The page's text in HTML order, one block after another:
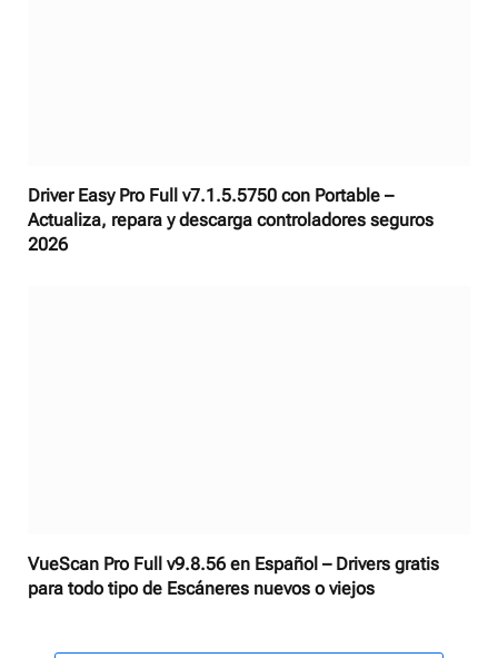
Driver Easy Pro Full v7.1.5.5750 con Portable –
Actualiza, repara y descarga controladores seguros
2026
VueScan Pro Full v9.8.56 en Español – Drivers gratis
para todo tipo de Escáneres nuevos o viejos